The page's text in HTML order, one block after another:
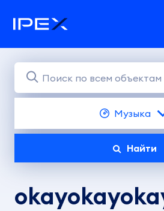
Музыка
Найти